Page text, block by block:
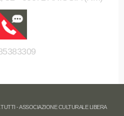
- ASSOCIAZIONE CULTURALE LIBERA